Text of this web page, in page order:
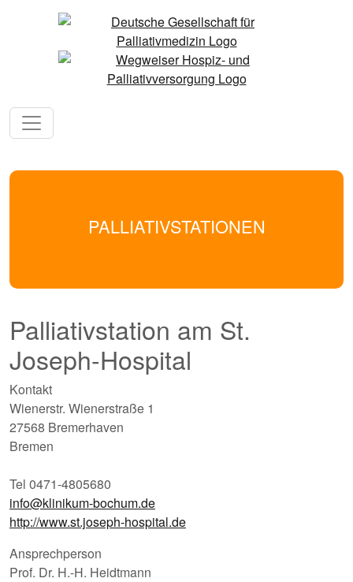
PALLIATIVSTATIONEN
Palliativstation am St.
Joseph-Hospital
Kontakt
Wienerstr. Wienerstraße 1
27568 Bremerhaven
Bremen
Tel 0471-4805680
info@klinikum-bochum.de
http://www.st.joseph-hospital.de
Ansprechperson
Prof. Dr. H.-H. Heidtmann